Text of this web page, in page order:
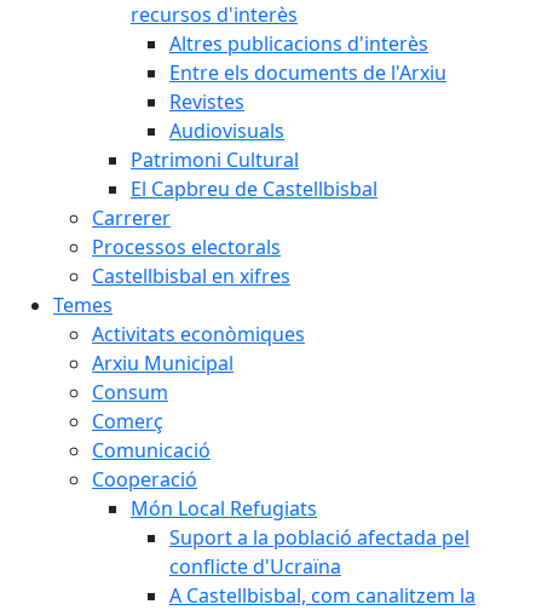
recursos d'interès
Altres publicacions d'interès
Entre els documents de l'Arxiu
Revistes
Audiovisuals
Patrimoni Cultural
El Capbreu de Castellbisbal
Carrerer
Processos electorals
Castellbisbal en xifres
Temes
Activitats econòmiques
Arxiu Municipal
Consum
Comerç
Comunicació
Cooperació
Món Local Refugiats
Suport a la població afectada pel
conflicte d'Ucraïna
A Castellbisbal, com canalitzem la